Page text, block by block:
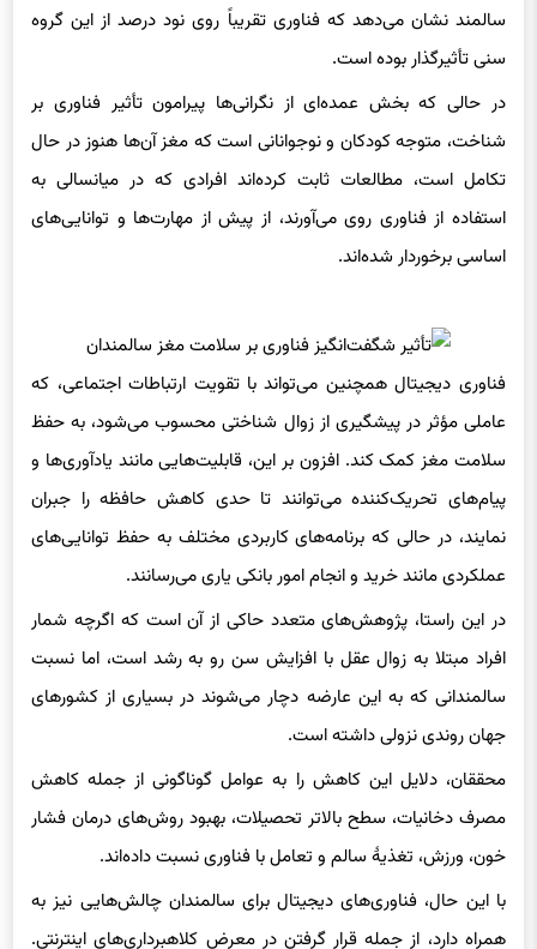
سنی تأثیرگذار بوده است.
در حالی که بخش عمده‌ای از نگرانی‌ها پیرامون تأثیر فناوری بر
شناخت، متوجه کودکان و نوجوانانی است که مغز آن‌ها هنوز در حال
تکامل است، مطالعات ثابت کرده‌اند افرادی که در میانسالی به
استفاده از فناوری روی می‌آورند، از پیش از مهارت‌ها و توانایی‌های
اساسی برخوردار شده‌اند.
فناوری دیجیتال همچنین می‌تواند با تقویت ارتباطات اجتماعی، که
عاملی مؤثر در پیشگیری از زوال شناختی محسوب می‌شود، به حفظ
سلامت مغز کمک کند. افزون بر این، قابلیت‌هایی مانند یادآوری‌ها و
پیام‌های تحریک‌کننده می‌توانند تا حدی کاهش حافظه را جبران
نمایند، در حالی که برنامه‌های کاربردی مختلف به حفظ توانایی‌های
عملکردی مانند خرید و انجام امور بانکی یاری می‌رسانند.
در این راستا، پژوهش‌های متعدد حاکی از آن است که اگرچه شمار
افراد مبتلا به زوال عقل با افزایش سن رو به رشد است، اما نسبت
سالمندانی که به این عارضه دچار می‌شوند در بسیاری از کشورهای
جهان روندی نزولی داشته است.
محققان، دلایل این کاهش را به عوامل گوناگونی از جمله کاهش
مصرف دخانیات، سطح بالاتر تحصیلات، بهبود روش‌های درمان فشار
خون، ورزش، تغذیهٔ سالم و تعامل با فناوری نسبت داده‌اند.
با این حال، فناوری‌های دیجیتال برای سالمندان چالش‌هایی نیز به
همراه دارد، از جمله قرار گرفتن در معرض کلاهبرداری‌های اینترنتی.
اگرچه سالمندان کمتر از جوانان تمایل به گزارش زیان‌های ناشی از